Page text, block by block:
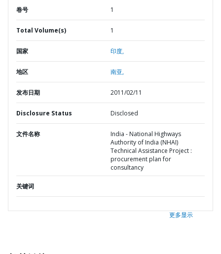
卷号 1
Total Volume(s) 1
国家 印度,
地区 南亚,
发布日期 2011/02/11
Disclosure Status Disclosed
文件名称
India - National Highways
Authority of India (NHAI)
Technical Assistance Project :
procurement plan for
consultancy
关键词
更多显示